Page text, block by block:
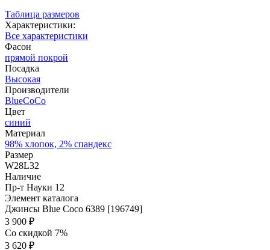
Таблица размеров
Характеристики:
Все характеристики
Фасон
прямой покрой
Посадка
Высокая
Производители
BlueCoCo
Цвет
синий
Материал
98% хлопок, 2% спандекс
Размер
W28L32
Наличие
Пр-т Науки 12
Элемент каталога
Джинсы Blue Coco 6389 [196749]
3 900 ₽
Со скидкой 7%
3 620 ₽